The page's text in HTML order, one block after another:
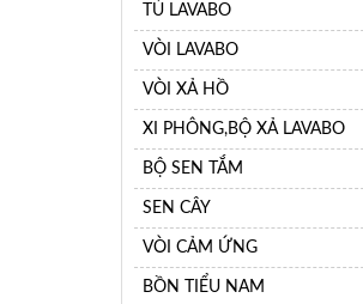
TỦ LAVABO
VÒI LAVABO
VÒI XẢ HỒ
XI PHÔNG,BỘ XẢ LAVABO
BỘ SEN TẮM
SEN CÂY
VÒI CẢM ỨNG
BỒN TIỂU NAM